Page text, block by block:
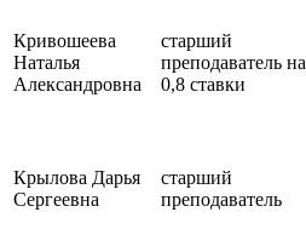
Кривошеева
Наталья
Александровна
старший
преподаватель на
0,8 ставки
Крылова Дарья
Сергеевна
старший
преподаватель